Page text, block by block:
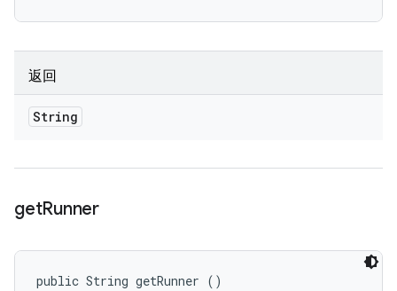
返回
String
getRunner
public String getRunner ()